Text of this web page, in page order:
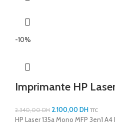
-10%
Imprimante HP
2.340,00DH 2.100,00DH TTC
HP Laser 135a Mono MFP 3en1 A4